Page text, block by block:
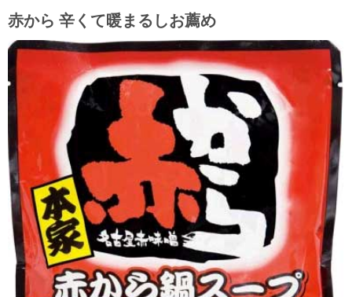
赤から 辛くて暖まるしお薦め